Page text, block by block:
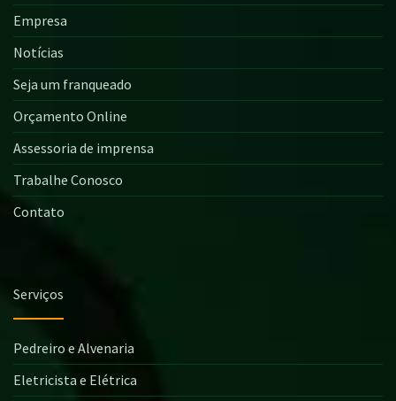
Empresa
Notícias
Seja um franqueado
Orçamento Online
Assessoria de imprensa
Trabalhe Conosco
Contato
Serviços
Pedreiro e Alvenaria
Eletricista e Elétrica